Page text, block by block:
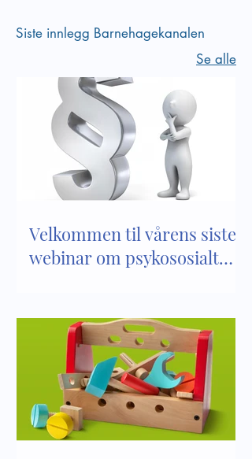
Empati er en del av vår
sosiale kompetanse
Siste innlegg Barnehagekanalen
Se alle
Velkommen til vårens siste
webinar om psykososialt